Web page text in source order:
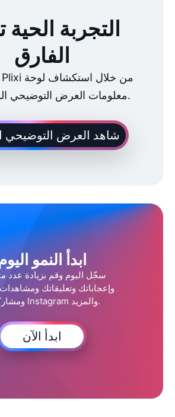
التجربة
الفارق
معلومات العرض التوضيحي المباشر لدينا.
شاهد العرض التوضيحي
ابدأ النمو
سجّل اليوم وقم بزيادة عدد
وإعجاباتك وتعليقاتك
ومشاركاتك Instagram والمزيد.
ابدأ الآن